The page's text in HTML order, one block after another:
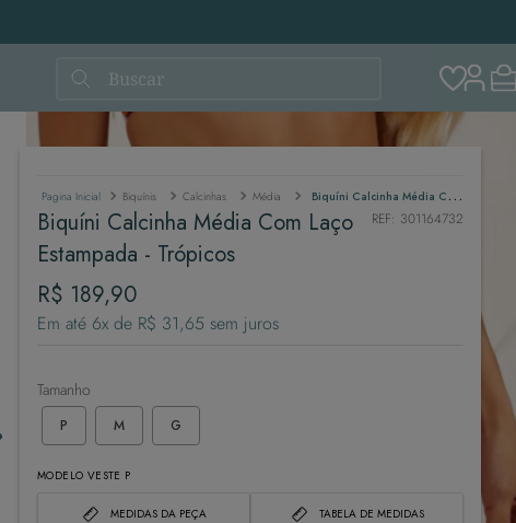
Buscar
Biquínis Calcinhas Média Biquíni Calcinha Média Com Laço Estampada - Trópicos
Biquíni Calcinha Média Com Laço
Estampada - Trópicos
R$ 189,90
Em até 6x de R$ 31,65 sem juros
REF: 301164732
Tamanho
P M G
MODELO VESTE P
MEDIDAS DA PEÇA TABELA DE MEDIDAS